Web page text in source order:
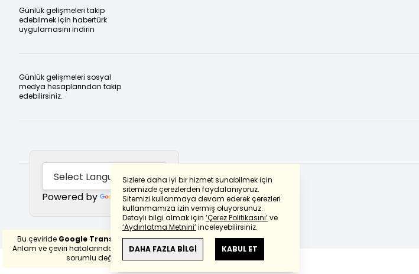
Sizlere daha iyi bir hizmet sunabilmek için
sitemizde çerezlerden faydalanıyoruz.
Sitemizi kullanmaya devam ederek çerezleri
kullanmamıza izin vermiş oluyorsunuz.
Detaylı bilgi almak için ‘Çerez Politikasını’ve
‘Aydınlatma Metnini’inceleyebilirsiniz.
DAHA FAZLA BİLGİ KABUL ET
Günlük gelişmeleri takip
edebilmek için habertürk
uygulamasını indirin
Günlük gelişmeleri sosyal
medya hesaplarından takip
edebilirsiniz.
Powered by Translate
Bu çeviride Google Transletekullanılmıştır.
Anlam ve çeviri hatalarından
haberturk.com
sorumlu değildir.